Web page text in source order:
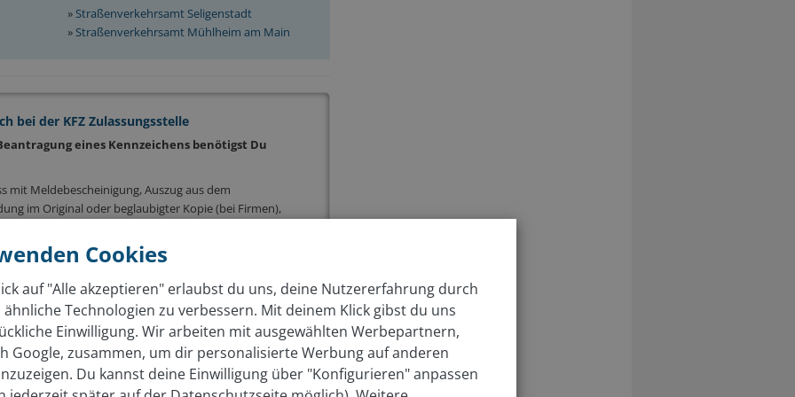
» Straßenverkehrsamt Seligenstadt
» Straßenverkehrsamt Mühlheim am Main
bei der KFZ Zulassungsstelle
eines Kennzeichens benötigst Du
mit Meldebescheinigung, Auszug aus dem
im Original oder beglaubigter Kopie (bei Firmen),
oder beglaubigter Kopie (bei Vereinen), schriftliche
Erziehungsberechtigten (bei minderjährigen
(eVB)
Cookies
auf "Alle akzeptieren" erlaubst du uns, deine Nutzererfahrung durch
ähnliche Technologien zu verbessern. Mit deinem Klick gibst du uns
Einwilligung. Wir arbeiten mit ausgewählten Werbepartnern,
Google, zusammen, um dir personalisierte Werbung auf anderen
Du kannst deine Einwilligung über "Konfigurieren" anpassen